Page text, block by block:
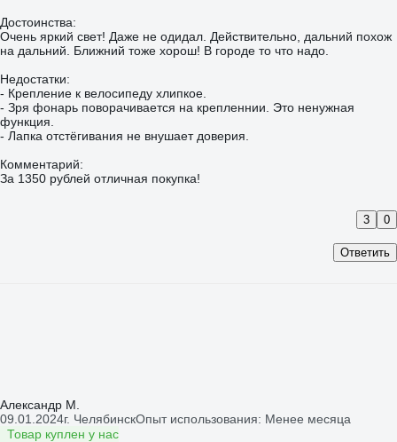
Достоинства:
Очень яркий свет! Даже не одидал. Действительно, дальний похож
на дальний. Ближний тоже хорош! В городе то что надо.
Недостатки:
- Крепление к велосипеду хлипкое.
- Зря фонарь поворачивается на крепленнии. Это ненужная
функция.
- Лапка отстёгивания не внушает доверия.
Комментарий:
За 1350 рублей отличная покупка!
Ответить
3 0
Александр М.
09.01.2024г. ЧелябинскОпыт использования: Менее месяца
Товар куплен у нас